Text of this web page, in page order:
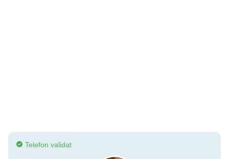
Telefon validat